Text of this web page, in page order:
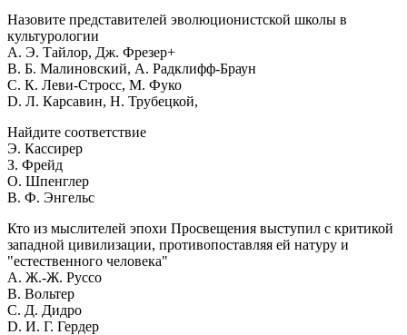
Назовите представителей эволюционистской школы в
культурологии
A. Э. Тайлор, Дж. Фрезер+
B. Б. Малиновский, А. Радклифф-Браун
C. К. Леви-Стросс, М. Фуко
D. Л. Карсавин, Н. Трубецкой,
Найдите соответствие
Э. Кассирер
З. Фрейд
О. Шпенглер
В. Ф. Энгельс
Кто из мыслителей эпохи Просвещения выступил с критикой
западной цивилизации, противопоставляя ей натуру и
"естественного человека"
A. Ж.-Ж. Руссо
B. Вольтер
C. Д. Дидро
D. И. Г. Гердер